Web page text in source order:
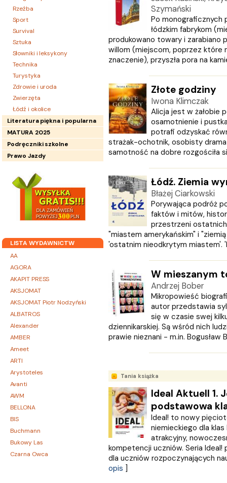
Rzeźba
Sport
Survival
Sztuka
Słowniki i leksykony
Technika
Turystyka
Zdrowie i uroda
Zwierzęta
Łódź i okolice
Literatura piękna i popularna
MATURA 2025
Podręczniki szkolne
Prawo Jazdy
LISTA WYDAWNICTW
AA
AGORA
AKAPIT PRESS
AKSJOMAT
AKSJOMAT Piotr Nodzyński
ALBATROS
Alexander
AMBER
Ameet
ARTI
Arystoteles
Avanti
AWM
BELLONA
BIS
Buchmann
Bukowy Las
Czarna Owca
Szymański
Po monograficznych
łódzkim fabrykom
produkowano towary i zarabiano
willom (miejscom, poprzez które
znaczenie), przyszła pora na
Złote godziny
Iwona Klimczak
Alicja jest w żałobie
osamotnienie i
potrafi odzyskać
strażak-ochotnik, osobisty
samotność na dobre rozgościła
Łódź. Ziemia
Błażej Ciarkowski
Porywająca podróż
faktów i mitów,
przestrzeni
"miastem amerykańskim" i
'ostatnim nieodkrytym miastem'.
W mieszanym
Andrzej Bober
Mikropowieść
autor przedstawia
się w czasie swej
dziennikarskiej. Są wśród nich
prawie nieznani - m.in. Bogusław
Tania książka
Ideal Aktuell 1.
podstawowa
Ideal! to nowy
niemieckiego dla
atrakcyjny,
kompetencji uczniów. Seria
dla uczniów rozpoczynających
opis ]